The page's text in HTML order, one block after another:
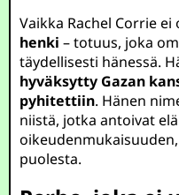
Vaikka Rachel Corrie
henki – totuus, joka
täydellisesti hänessä.
hyväksytty Gazan
pyhitettiin. Hänen
niistä, jotka antoivat
puolesta.